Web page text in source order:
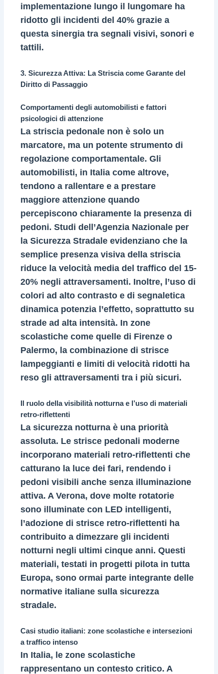
implementazione lungo il lungomare ha
ridotto gli incidenti del 40% grazie a
questa sinergia tra segnali visivi, sonori e
tattili.
3. Sicurezza Attiva: La Striscia come Garante del
Diritto di Passaggio
Comportamenti degli automobilisti e fattori
psicologici di attenzione
La striscia pedonale non è solo un
marcatore, ma un potente strumento di
regolazione comportamentale. Gli
automobilisti, in Italia come altrove,
tendono a rallentare e a prestare
maggiore attenzione quando
percepiscono chiaramente la presenza di
pedoni. Studi dell’Agenzia Nazionale per
la Sicurezza Stradale evidenziano che la
semplice presenza visiva della striscia
riduce la velocità media del traffico del 15-
20% negli attraversamenti. Inoltre, l’uso di
colori ad alto contrasto e di segnaletica
dinamica potenzia l’effetto, soprattutto su
strade ad alta intensità. In zone
scolastiche come quelle di Firenze o
Palermo, la combinazione di strisce
lampeggianti e limiti di velocità ridotti ha
reso gli attraversamenti tra i più sicuri.
Il ruolo della visibilità notturna e l’uso di materiali
retro-riflettenti
La sicurezza notturna è una priorità
assoluta. Le strisce pedonali moderne
incorporano materiali retro-riflettenti che
catturano la luce dei fari, rendendo i
pedoni visibili anche senza illuminazione
attiva. A Verona, dove molte rotatorie
sono illuminate con LED intelligenti,
l’adozione di strisce retro-riflettenti ha
contribuito a dimezzare gli incidenti
notturni negli ultimi cinque anni. Questi
materiali, testati in progetti pilota in tutta
Europa, sono ormai parte integrante delle
normative italiane sulla sicurezza
stradale.
Casi studio italiani: zone scolastiche e intersezioni
a traffico intenso
In Italia, le zone scolastiche
rappresentano un contesto critico. A